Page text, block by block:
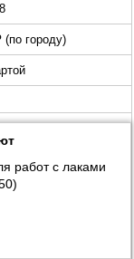
(по городу)
работ с лаками